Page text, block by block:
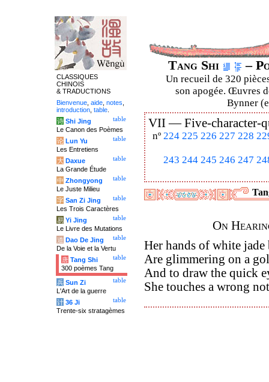
Tang Shi –
Un recueil de 320
son apogée. Œuvres
Bynner
VII —Five-character-
nº 224 225 226 227 228
243 244 245 246 247
On
Her hands of white
Are glimmering on a
And to draw the quick
She touches a wrong
CLASSIQUES
CHINOIS
& TRADUCTIONS
Bienvenue aide notes
introduction table
table
诗 Shi Jing
Le Canon des Poèmes
table
论 Lun Yu
Les Entretiens
table
大 Daxue
La Grande Étude
table
中 Zhongyong
Le Juste Milieu
table
字 San Zi Jing
Les Trois Caractères
table
易 Yi Jing
Le Livre des Mutations
table
道 Dao De Jing
De la Voie et la Vertu
table
唐 Tang Shi
300 poèmes Tang
table
兵 Sun Zi
L'Art de la guerre
table
计 36 Ji
Trente-six stratagèmes